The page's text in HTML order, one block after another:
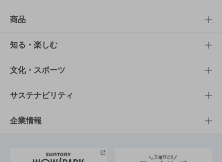
商品
商品TOP
商品一覧
商品発売情報
栄養成分一覧
知る・楽しむ
知る・楽しむTOP
キャンペーン
工場見学
文化・スポーツ
文化・スポーツTOP
サントリーホール
サステナビリティ
サステナビリティTOP
企業情報